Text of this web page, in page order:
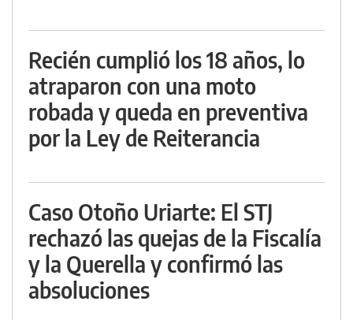
Recién cumplió los 18 años, lo
atraparon con una moto
robada y queda en preventiva
por la Ley de Reiterancia
Caso Otoño Uriarte: El STJ
rechazó las quejas de la Fiscalía
y la Querella y confirmó las
absoluciones